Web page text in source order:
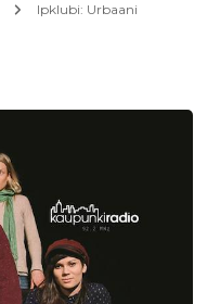
Ipklubi: Urbaani